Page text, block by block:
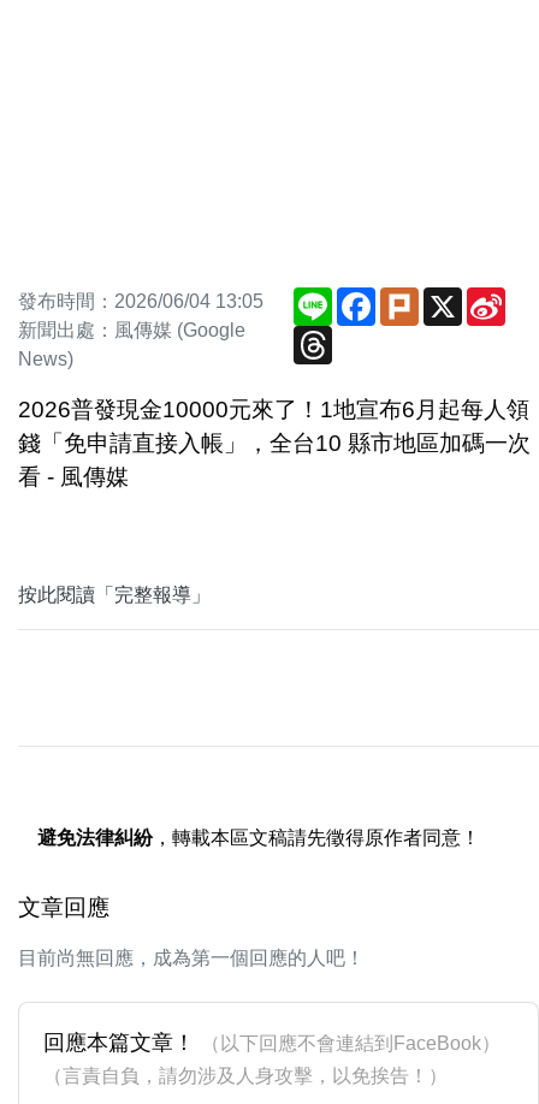
發布時間：2026/06/04 13:05
新聞出處：風傳媒 (Google
News)
Line Facebook
Plurk X
2026普發現金10000元來了！1地宣布6月起每人領
錢「免申請直接入帳」，全台10 縣市地區加碼一次
看 - 風傳媒
按此閱讀「完整報導」
避免法律糾紛，轉載本區文稿請先徵得原作者同意！
文章回應
目前尚無回應，成為第一個回應的人吧！
回應本篇文章！
（以下回應不會連結到FaceBook）
（言責自負，請勿涉及人身攻擊，以免挨告！）